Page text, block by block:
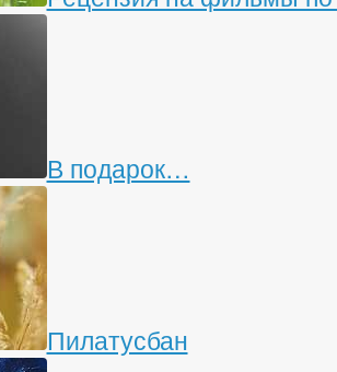
В подарок…
Пилатусбан